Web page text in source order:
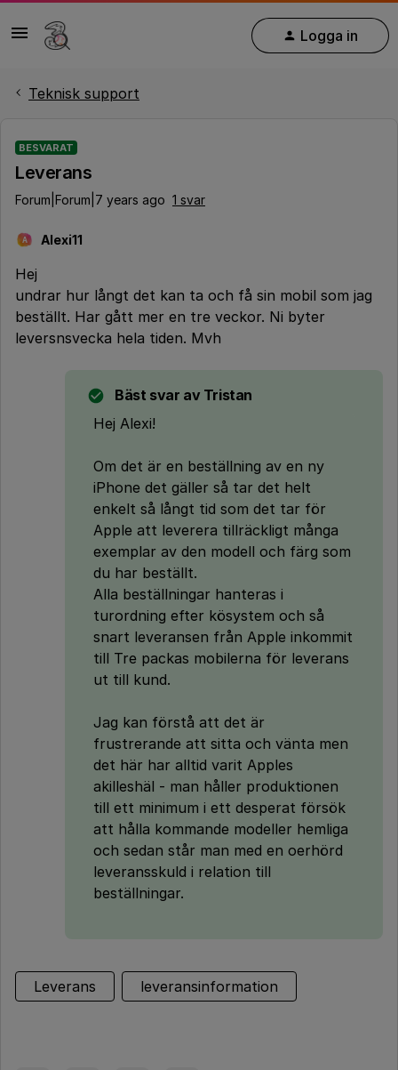
Logga in
Teknisk support
BESVARAT
Leverans
Forum|Forum|7 years ago 1 svar
A Alexi11
Hej
undrar hur långt det kan ta och få sin mobil som jag
beställt. Har gått mer en tre veckor. Ni byter
leversnsvecka hela tiden. Mvh
Bäst svar av Tristan
Hej Alexi!
Om det är en beställning av en ny
iPhone det gäller så tar det helt
enkelt så långt tid som det tar för
Apple att leverera tillräckligt många
exemplar av den modell och färg som
du har beställt.
Alla beställningar hanteras i
turordning efter kösystem och så
snart leveransen från Apple inkommit
till Tre packas mobilerna för leverans
ut till kund.
Jag kan förstå att det är
frustrerande att sitta och vänta men
det här har alltid varit Apples
akilleshäl - man håller produktionen
till ett minimum i ett desperat försök
att hålla kommande modeller hemliga
och sedan står man med en oerhörd
leveransskuld i relation till
beställningar.
Leverans leveransinformation